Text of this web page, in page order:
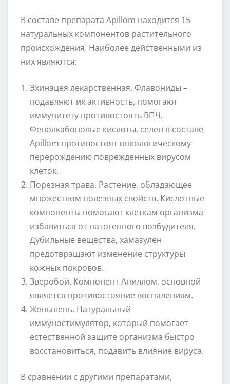
В составе препарата Apillom находится 15
натуральных компонентов растительного
происхождения. Наиболее действенными из
них являются:
Эхинацея лекарственная. Флавониды –
подавляют их активность, помогают
иммунитету противостоять ВПЧ.
Фенолкабоновые кислоты, селен в составе
Apillom противостоят онкологическому
перерождению поврежденных вирусом
клеток.
Порезная трава. Растение, обладающее
множеством полезных свойств. Кислотные
компоненты помогают клеткам организма
избавиться от патогенного возбудителя.
Дубильные вещества, хамазулен
предотвращают изменение структуры
кожных покровов.
Зверобой. Компонент Апиллом, основной
является противостояние воспалениям.
Женьшень. Натуральный
иммуностимулятор, который помогает
естественной защите организма быстро
восстановиться, подавить влияние вируса.
В сравнении с другими препаратами,